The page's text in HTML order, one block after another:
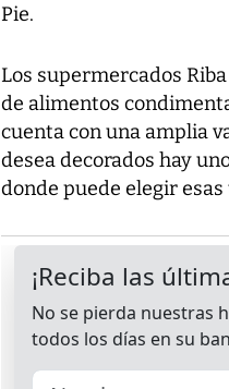
Pie.
Los supermercados
de alimentos
cuenta con una amplia
desea decorados hay
donde puede elegir